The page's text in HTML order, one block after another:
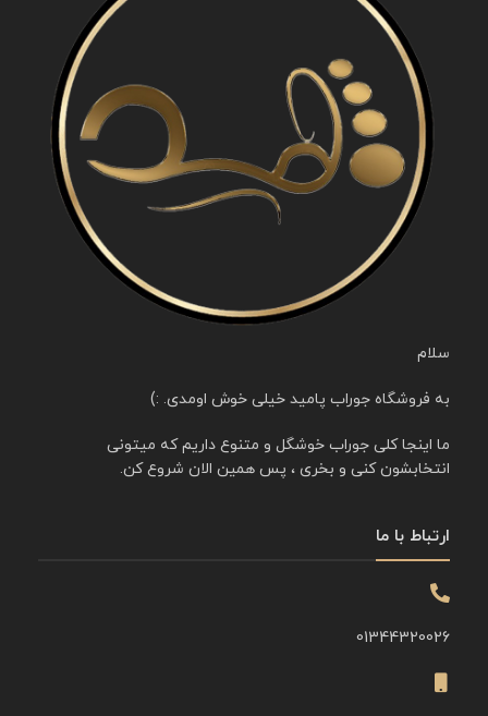
سلام
به فروشگاه جوراب پامید خیلی خوش اومدی. :)
ما اینجا کلی جوراب خوشگل و متنوع داریم که میتونی
انتخابشون کنی و بخری ، پس همین الان شروع کن.
ارتباط با ما
01344320026